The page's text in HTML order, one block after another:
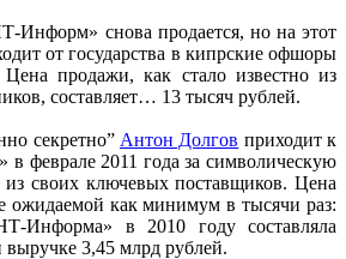
Информ» снова продается, но на этот
от государства в кипрские офшоры
продажи, как стало известно из
составляет… 13 тысяч рублей.
секретно” Антон Долгов приходит к
в феврале 2011 года за символическую
своих ключевых поставщиков. Цена
ожидаемой как минимум в тысячи раз:
Информа» в 2010 году составляла
3,45 млрд рублей.